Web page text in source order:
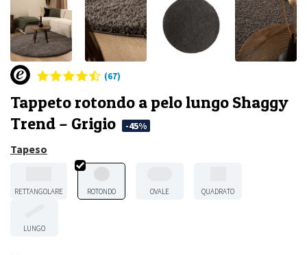
(67)
Tappeto rotondo a pelo lungo Shaggy
Trend – Grigio
-45%
Tapeso
RETTANGOLARE ROTONDO OVALE QUADRATO
LUNGO